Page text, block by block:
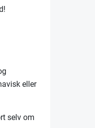
eller
selv om